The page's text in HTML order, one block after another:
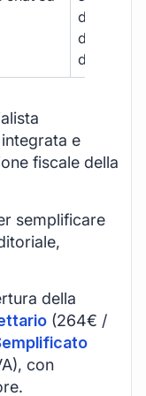
durante
d’ufficio.
e
fiscale della
semplificare
della
(264€ /
con